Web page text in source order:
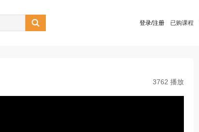
 登录/注册 已购课程
3762 播放